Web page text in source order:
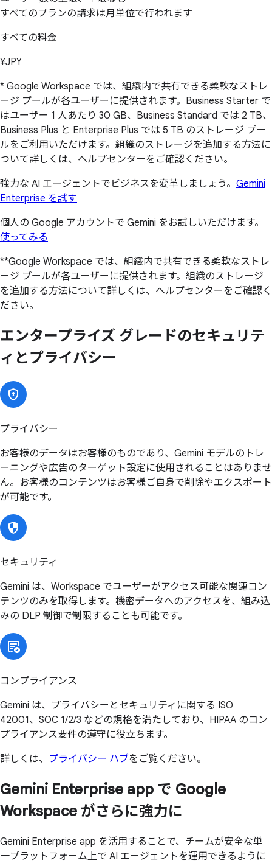
すべてのプランの請求は月単位で行われます
すべての料金
¥JPY
* Google Workspace では、組織内で共有できる柔軟なストレ
ージ プールが各ユーザーに提供されます。Business Starter で
はユーザー 1 人あたり 30 GB、Business Standard では 2 TB、
Business Plus と Enterprise Plus では 5 TB のストレージ プー
ルをご利用いただけます。組織のストレージを追加する方法に
ついて詳しくは、ヘルプセンターをご確認ください。
強力な AI エージェントでビジネスを変革しましょう。 Gemini
Enterprise を試す
個人の Google アカウントで Gemini をお試しいただけます。
使ってみる
**Google Workspace では、組織内で共有できる柔軟なストレ
ージ プールが各ユーザーに提供されます。組織のストレージ
を追加する方法について詳しくは、ヘルプセンターをご確認く
ださい。
エンタープライズ グレードのセキュリテ
ィとプライバシー
プライバシー
お客様のデータはお客様のものであり、Gemini モデルのトレ
ーニングや広告のターゲット設定に使用されることはありませ
ん。お客様のコンテンツはお客様ご自身で削除やエクスポート
が可能です。
セキュリティ
Gemini は、Workspace でユーザーがアクセス可能な関連コン
テンツのみを取得します。機密データへのアクセスを、組み込
みの DLP 制御で制限することも可能です。
コンプライアンス
Gemini は、プライバシーとセキュリティに関する ISO
42001、SOC 1/2/3 などの規格を満たしており、HIPAA のコン
プライアンス要件の遵守に役立ちます。
詳しくは、 プライバシー ハブをご覧ください。
Gemini Enterprise app で Google
Workspace がさらに強力に
Gemini Enterprise app を活用することで、チームが安全な単
一プラットフォーム上で AI エージェントを運用できるように